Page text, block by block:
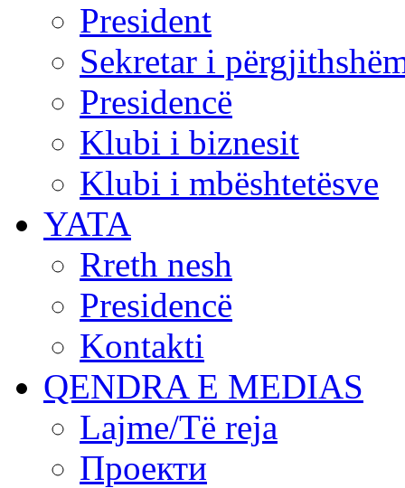
President
Sekretar i
Presidencë
Klubi i biznesit
Klubi i mbështetësve
YATA
Rreth nesh
Presidencë
Kontakti
QENDRA E MEDIAS
Lajme/Të reja
Проекти